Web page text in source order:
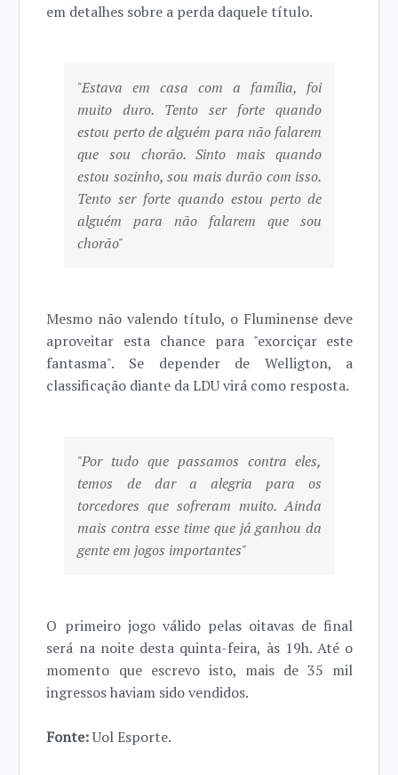
em detalhes sobre a perda daquele título.
"Estava em casa com a família, foi
muito duro. Tento ser forte quando
estou perto de alguém para não falarem
que sou chorão. Sinto mais quando
estou sozinho, sou mais durão com isso.
Tento ser forte quando estou perto de
alguém para não falarem que sou
chorão"
Mesmo não valendo título, o Fluminense deve
aproveitar esta chance para "exorciçar este
fantasma". Se depender de Welligton, a
classificação diante da LDU virá como resposta.
"Por tudo que passamos contra eles,
temos de dar a alegria para os
torcedores que sofreram muito. Ainda
mais contra esse time que já ganhou da
gente em jogos importantes"
O primeiro jogo válido pelas oitavas de final
será na noite desta quinta-feira, às 19h. Até o
momento que escrevo isto, mais de 35 mil
ingressos haviam sido vendidos.
Fonte:Uol Esporte.